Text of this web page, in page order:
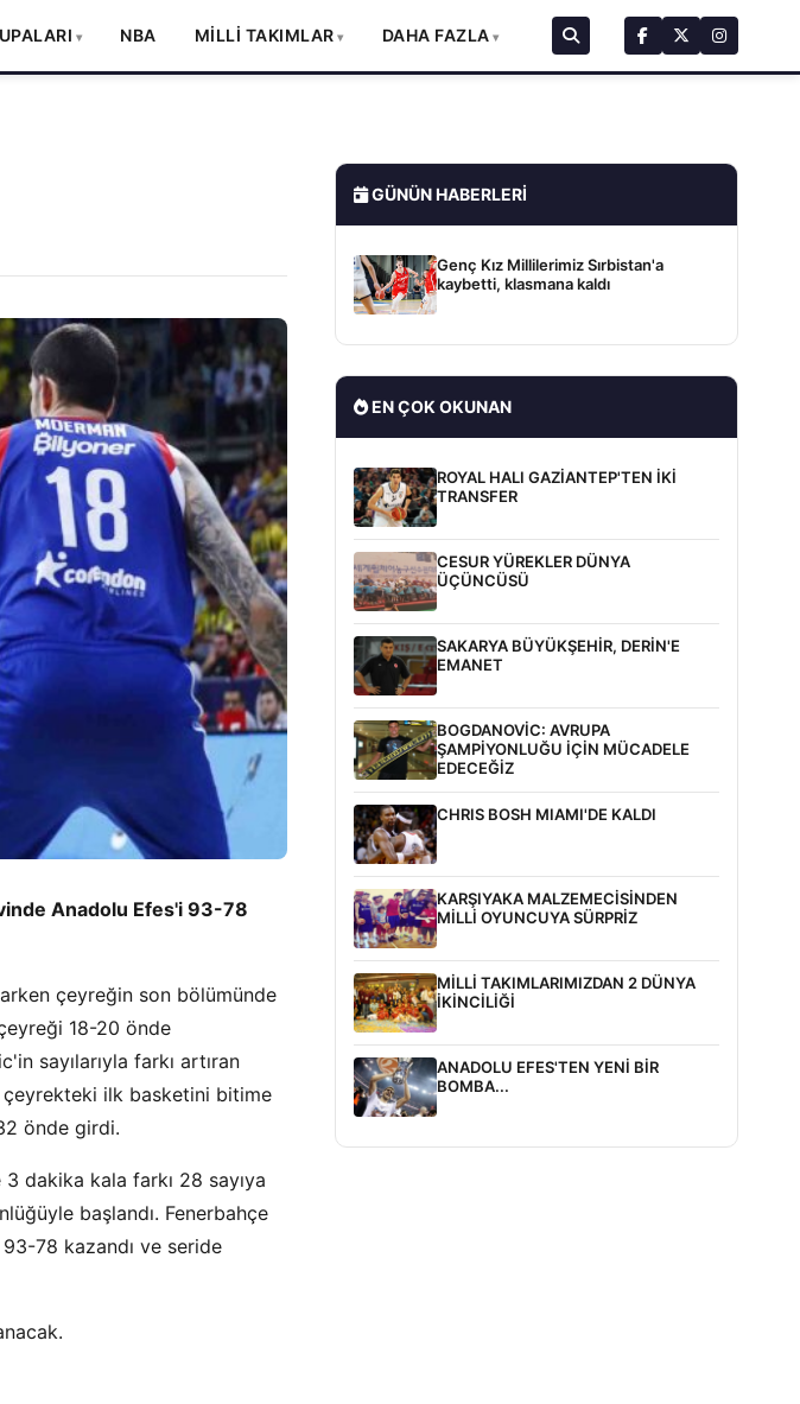
NBA MİLLİ TAKIMLAR DAHA FAZLA
Anadolu Efes'i 93-78
çeyreğin son bölümünde
18-20 önde
sayılarıyla farkı artıran
çeyrekteki ilk basketini bitime
önde girdi.
dakika kala farkı 28 sayıya
başlandı. Fenerbahçe
78 kazandı ve seride
GÜNÜN HABERLERI
Genç Kız Millilerimiz Sırbistan'a
kaybetti, klasmana kaldı
EN ÇOK OKUNAN
ROYAL HALI GAZİANTEP'TEN İKİ
TRANSFER
CESUR YÜREKLER DÜNYA
ÜÇÜNCÜSÜ
SAKARYA BÜYÜKŞEHİR, DERİN'E
EMANET
BOGDANOVİC: AVRUPA
ŞAMPİYONLUĞU İÇİN MÜCADELE
EDECEĞİZ
CHRIS BOSH MIAMI'DE KALDI
KARŞIYAKA MALZEMECİSİNDEN
MİLLİ OYUNCUYA SÜRPRİZ
MİLLİ TAKIMLARIMIZDAN 2 DÜNYA
İKİNCİLİĞİ
ANADOLU EFES'TEN YENİ BİR
BOMBA...